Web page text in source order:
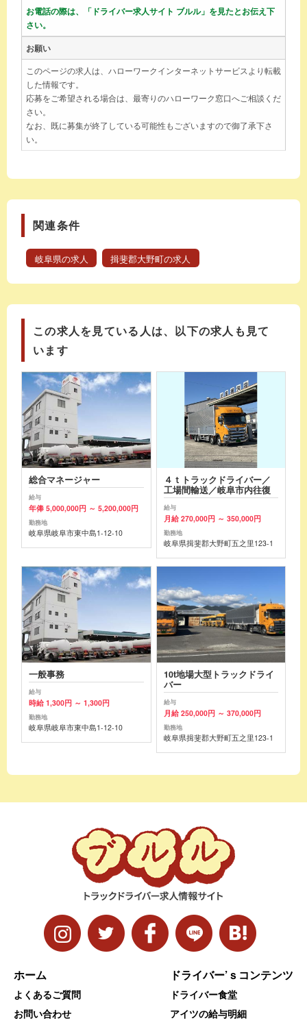
お電話の際は、「ドライバー求人サイト ブルル」を見たとお伝え下
さい。
お願い
このページの求人は、ハローワークインターネットサービスより転載
した情報です。
応募をご希望される場合は、最寄りのハローワーク窓口へご相談くだ
さい。
なお、既に募集が終了している可能性もございますので御了承下さ
い。
関連条件
岐阜県の求人 揖斐郡大野町の求人
この求人を見ている人は、以下の求人も見て
います
総合マネージャー
給与
年俸 5,000,000円 ～ 5,200,000円
勤務地
岐阜県岐阜市東中島1-12-10
４ｔトラックドライバー／
工場間輸送／岐阜市内往復
給与
月給 270,000円 ～ 350,000円
勤務地
岐阜県揖斐郡大野町五之里123-1
一般事務
給与
時給 1,300円 ～ 1,300円
勤務地
岐阜県岐阜市東中島1-12-10
10t地場大型トラックドライ
バー
給与
月給 250,000円 ～ 370,000円
勤務地
岐阜県揖斐郡大野町五之里123-1
ホーム
よくあるご質問
お問い合わせ
ドライバー’ｓコンテンツ
ドライバー食堂
アイツの給与明細